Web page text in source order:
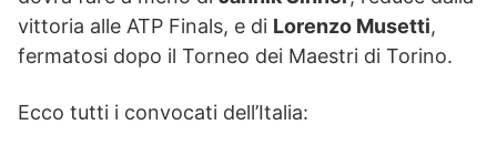
vittoria alle ATP Finals, e di Lorenzo Musetti,
fermatosi dopo il Torneo dei Maestri di Torino.
Ecco tutti i convocati dell’Italia: